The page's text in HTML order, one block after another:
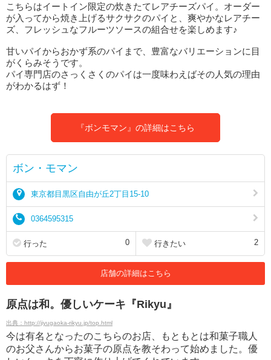
こちらはイートイン限定の炊きたてレアチーズパイ。オーダー
が入ってから焼き上げるサクサクのパイと、爽やかなレアチー
ズ、フレッシュなフルーツソースの組合せを楽しめます♪
甘いパイからおかず系のパイまで、豊富なバリエーションに目
がくらみそうです。
パイ専門店のさっくさくのパイは一度味わえばその人気の理由
がわかるはず！
『ボンモマン』の詳細はこちら
ボン・モマン
東京都目黒区自由が丘2丁目15-10
0364595315
行った 0 行きたい 2
店舗の詳細はこちら
原点は和。優しいケーキ『Rikyu』
出典：http://jiyugaoka-rikyu.jp/top.html
今は有名となったのこちらのお店、もともとは和菓子職人
のお父さんからお菓子の原点を教そわって始めました。優